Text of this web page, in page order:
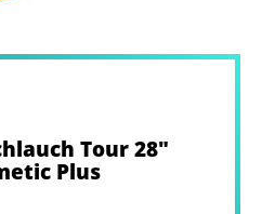
Tour 28"
Plus